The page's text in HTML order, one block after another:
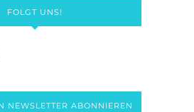
FOLGT UNS!
NEWSLETTER ABONNIEREN